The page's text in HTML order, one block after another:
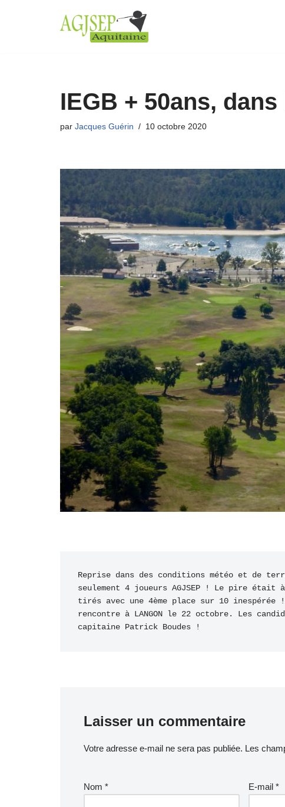
IEGB + 50ans,
par Jacques Guérin 10 octobre 2020
Reprise dans des conditions météo et de
seulement 4 joueurs AGJSEP ! Le pire était
tirés avec une 4ème place sur 10 inespérée
rencontre à LANGON le 22 octobre. Les
capitaine Patrick Boudes !
Laisser un commentaire
Votre adresse e-mail ne sera pas publiée. Les
Nom * E-mail*